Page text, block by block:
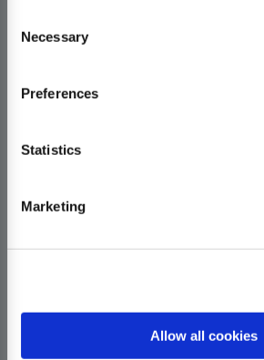
Selection
Necessary
Preferences
Statistics
Marketing
Allow all cookies